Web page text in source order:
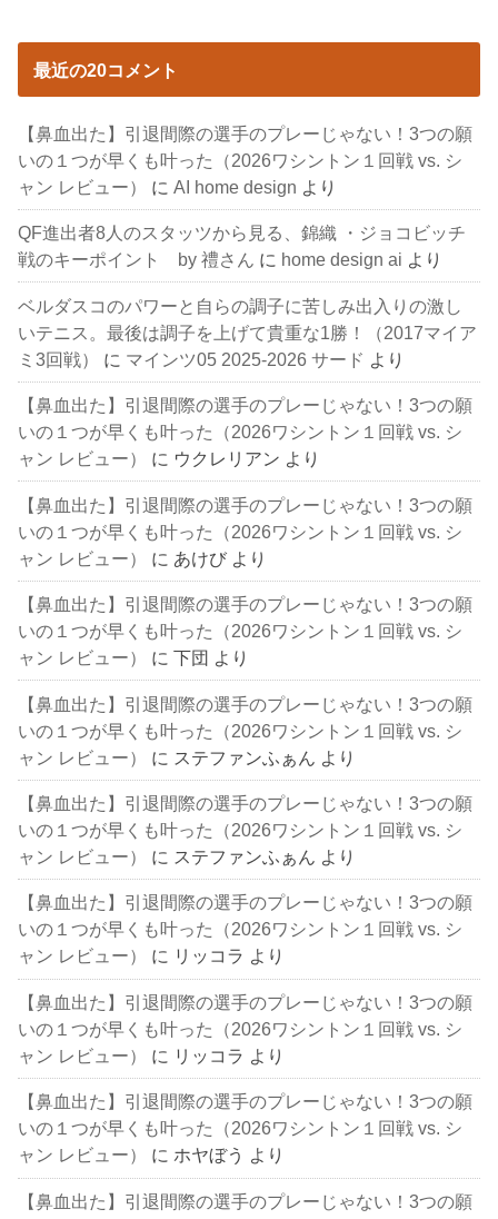
最近の20コメント
【鼻血出た】引退間際の選手のプレーじゃない！3つの願
いの１つが早くも叶った（2026ワシントン１回戦 vs. シ
ャン レビュー）
にAI home design より
QF進出者8人のスタッツから見る、錦織 ・ジョコビッチ
戦のキーポイント by 禮さん に home design ai より
ベルダスコのパワーと自らの調子に苦しみ出入りの激し
いテニス。最後は調子を上げて貴重な1勝！（2017マイア
ミ3回戦）
に マインツ05 2025-2026 サード より
【鼻血出た】引退間際の選手のプレーじゃない！3つの願
いの１つが早くも叶った（2026ワシントン１回戦 vs. シ
ャン レビュー）
に ウクレリアン より
【鼻血出た】引退間際の選手のプレーじゃない！3つの願
いの１つが早くも叶った（2026ワシントン１回戦 vs. シ
ャン レビュー）
に あけび より
【鼻血出た】引退間際の選手のプレーじゃない！3つの願
いの１つが早くも叶った（2026ワシントン１回戦 vs. シ
ャン レビュー）
に下団 より
【鼻血出た】引退間際の選手のプレーじゃない！3つの願
いの１つが早くも叶った（2026ワシントン１回戦 vs. シ
ャン レビュー）
に ステファンふぁん より
【鼻血出た】引退間際の選手のプレーじゃない！3つの願
いの１つが早くも叶った（2026ワシントン１回戦 vs. シ
ャン レビュー）
に ステファンふぁん より
【鼻血出た】引退間際の選手のプレーじゃない！3つの願
いの１つが早くも叶った（2026ワシントン１回戦 vs. シ
ャン レビュー）
に リッコラ より
【鼻血出た】引退間際の選手のプレーじゃない！3つの願
いの１つが早くも叶った（2026ワシントン１回戦 vs. シ
ャン レビュー）
に リッコラ より
【鼻血出た】引退間際の選手のプレーじゃない！3つの願
いの１つが早くも叶った（2026ワシントン１回戦 vs. シ
ャン レビュー）
に ホヤぼう より
【鼻血出た】引退間際の選手のプレーじゃない！3つの願